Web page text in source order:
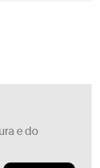
e do